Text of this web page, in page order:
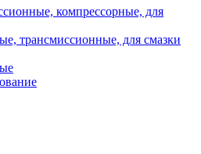
компрессорные, для
трансмиссионные, для смазки